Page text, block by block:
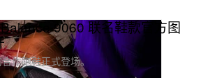
9060 联名鞋款官方图
作跑鞋正式登场。